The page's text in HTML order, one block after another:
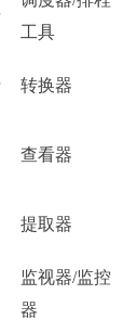
工具
转换器
查看器
提取器
监视器/监控
器